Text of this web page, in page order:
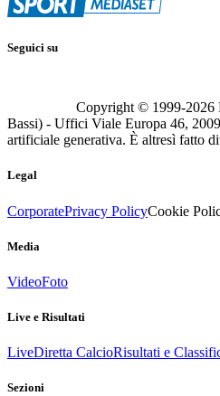
Seguici su
Copyright © 1999-2026
Bassi) - Uffici Viale Europa 46,
artificiale generativa. È altresì fatto
Legal
CorporatePrivacy PolicyCookie
Media
VideoFoto
Live e Risultati
LiveDiretta CalcioRisultati e
Sezioni